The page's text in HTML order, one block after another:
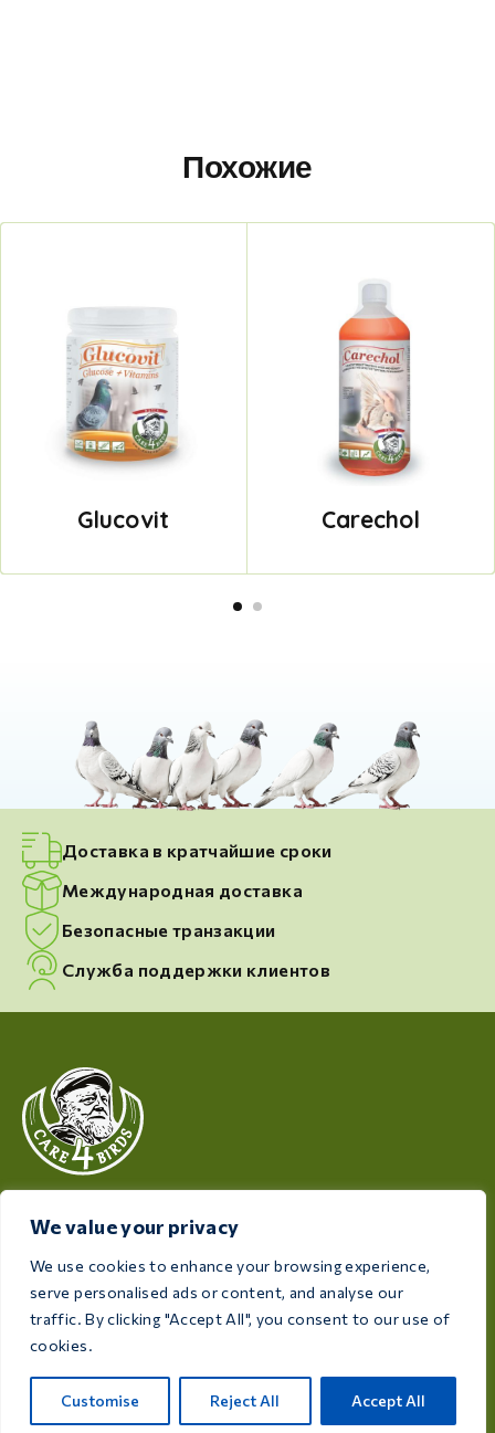
We value your privacy
We use cookies to enhance your browsing experience,
serve personalised ads or content, and analyse our
traffic. By clicking "Accept All", you consent to our use of
cookies.
Customise Reject All Accept All
Похожие
Glucovit Carechol
Доставка в кратчайшие сроки
Международная доставка
Безопасные транзакции
Служба поддержки клиентов
благополучии ваших птиц, предлагает
высококачественную продукцию, разработанную
с учетом потребностей каждого птицевода и
любителя птиц.
Рейксвег, 28а, 7975 RT Уффелте, Нидерланды
info@care4bird.nl